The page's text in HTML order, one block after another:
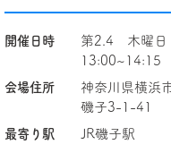
開催日時
第2.4 木曜
13:00~14:15
会場住所
神奈川県横浜
磯子3-1-41
最寄り駅
JR磯子駅